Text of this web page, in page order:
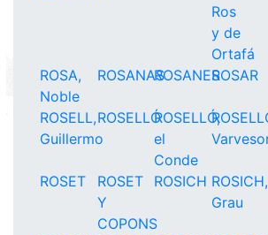
Ros
y de
Ortafá
ROSA,
Noble
ROSANASROSANESROSAR
ROSELL,
Guillermo
ROSELLÓROSELLÓ,
el
Conde
ROSET
ROSET
Y
COPONS
ROSICH ROSICH,
Grau